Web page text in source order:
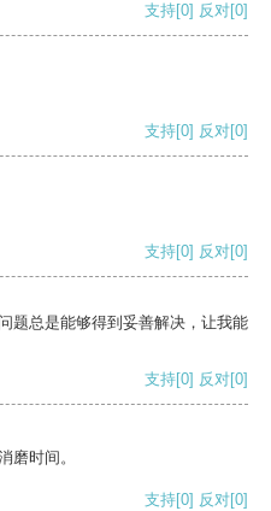
支持[0] 反对[0]
支持[0] 反对[0]
支持[0] 反对[0]
题总是能够得到妥善解决，让我能
支持[0] 反对[0]
磨时间。
支持[0] 反对[0]